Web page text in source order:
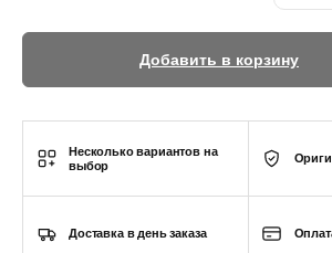
Добавить в корзину
Несколько вариантов на
выбор
Доставка в день заказа